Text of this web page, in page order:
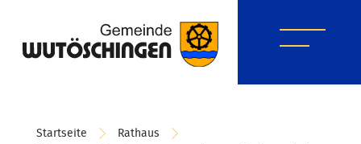
Startseite
Rathaus